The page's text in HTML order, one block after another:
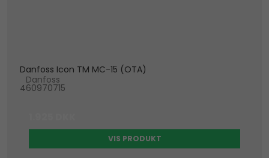
Danfoss Icon TM MC-15 (OTA)
Danfoss
460970715
VIS PRODUKT